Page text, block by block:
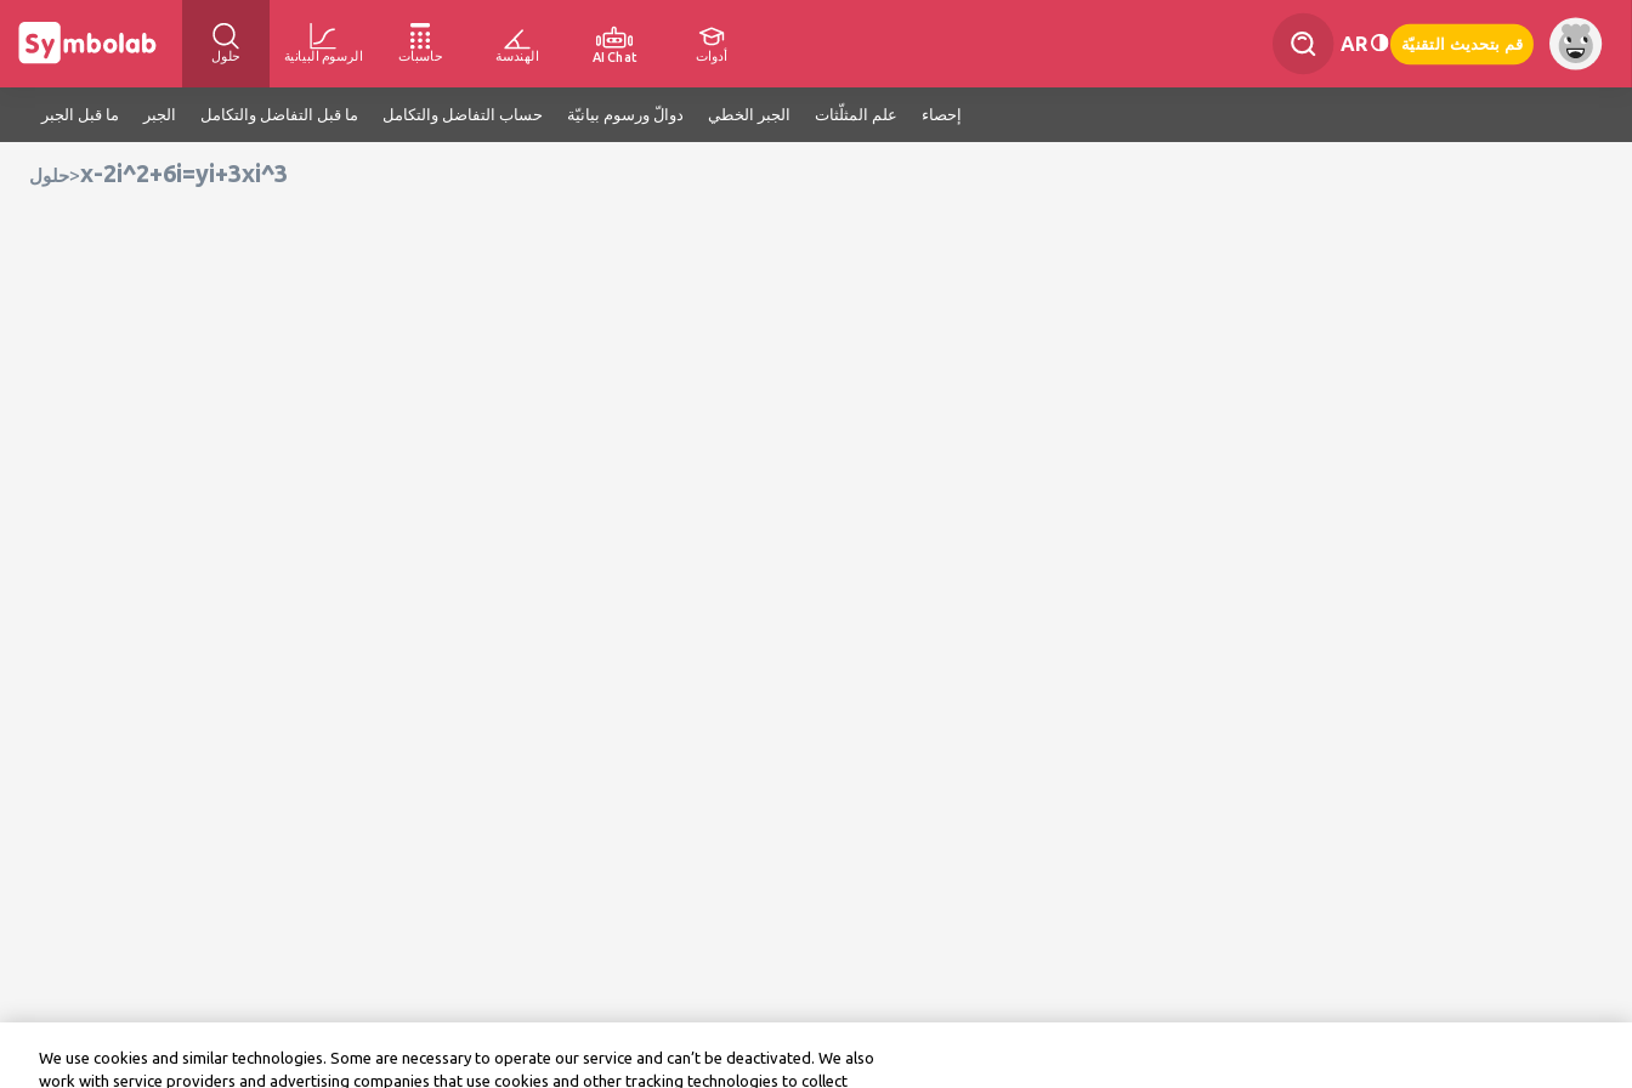
حلول الرسوم البيانية حاسبات الهندسة AI Chat أدوات
AR قم بتحديث التقنيّة
ما قبل الجبر الجبر ما قبل التفاضل والتكامل حساب التفاضل والتكامل دوالّ ورسوم بيانيّة الجبر الخطي علم المثلّثات إحصاء
حلول>x-2i^2+6i=yi+3xi^3
We use cookies and similar technologies. Some are necessary to operate our service and can’t be deactivated. We also
work with service providers and advertising companies that use cookies and other tracking technologies to collect